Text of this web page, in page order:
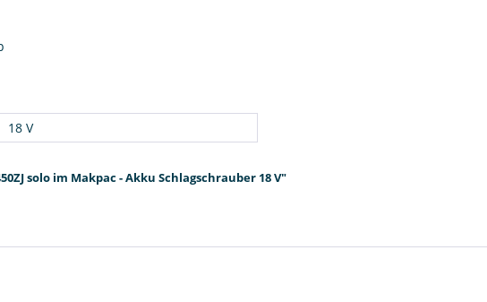
18 V
solo im Makpac - Akku Schlagschrauber 18 V"